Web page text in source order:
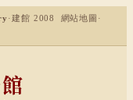
·建館 2008 網站地圖 ·